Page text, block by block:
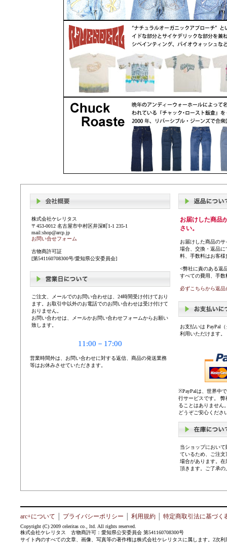
株式会社ケレリタス
〒453-0012 名古屋市中村区井深町1-1 235-1
mail:shop@arcp.jp
お問い合せフォーム
古物商許可証
[第541160708300号/愛知県公安委員会]
ご注文、メールでのお問い合わせは、24時間受け付けており
ます。お取引中以外のお電話でのお問い合わせは受け付けて
おりません。
お問い合わせは、メールかお問い合わせフォームからお願い
致します。
11:00－17:00
営業時間外は、お問い合わせに対する返信、商品の発送業務
等はお休みさせていただきます。
お届けした商品
さい。
お届けした商品の
場合、交換・返品
料、手数料はお客
<弊社に責のある返
すべての費用、手
必ずこちらから返
お支払いは PayPal
利用いただけます。
※PayPalは、世界中
行サービスです。
ることはありません
どうぞご安心くださ
当ショップにおい
ているため、ご注
場合があります。
頂きます。ご了承
arc+について プライバシーポリシー 利用規約 特定商取引法に基づく
Copyright (C) 2009 celeritas co., ltd. All rights reserved.
株式会社ケレリタス 古物商許可：愛知県公安委員会 第541160708300号
サイト内のすべての文章、画像、写真等の著作権は株式会社ケレリタスに属します。2次